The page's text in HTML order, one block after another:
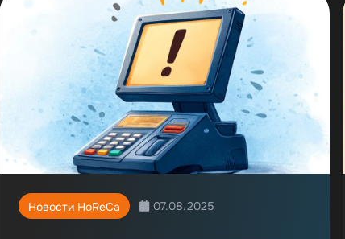
Новости HoReCa 07.08.2025